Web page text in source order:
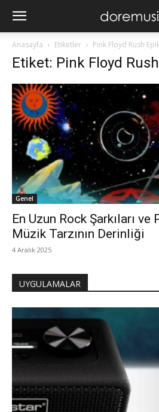
Anasayfa Etiketler Pink Floyd Rush
Etiket: Pink Floyd
Genel
En Uzun Rock Şarkıları
Müzik Tarzının Derinliği
4 Aralık 2025
UYGULAMALAR